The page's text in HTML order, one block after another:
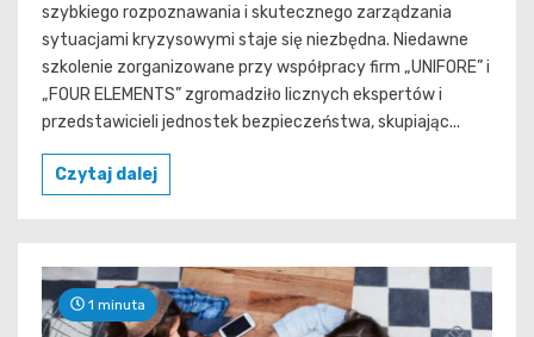
szybkiego rozpoznawania i skutecznego zarządzania
sytuacjami kryzysowymi staje się niezbędna. Niedawne
szkolenie zorganizowane przy współpracy firm „UNIFORE” i
„FOUR ELEMENTS” zgromadziło licznych ekspertów i
przedstawicieli jednostek bezpieczeństwa, skupiając...
Czytaj dalej
1 minuta